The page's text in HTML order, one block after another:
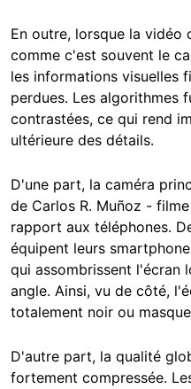
En outre, lorsque la vidéo
comme c'est souvent le
les informations visuelles
perdues. Les algorithmes
contrastées, ce qui rend
ultérieure des détails.
D'une part, la caméra
de Carlos R. Muñoz -
rapport aux téléphones.
équipent leurs
qui assombrissent l'écran
angle. Ainsi, vu de côté,
totalement noir ou
D'autre part, la qualité
fortement compressée.